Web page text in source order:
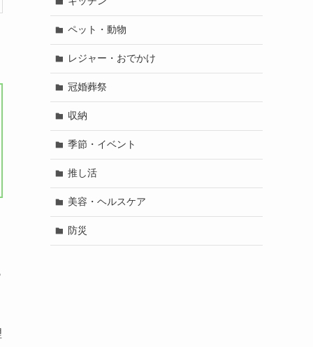
ペット・動物
レジャー・おでかけ
冠婚葬祭
収納
季節・イベント
推し活
美容・ヘルスケア
防災